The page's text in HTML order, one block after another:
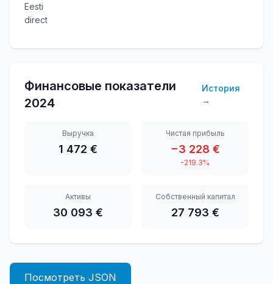
Eesti
direct
Финансовые показатели
2024
История
→
Выручка
1 472 €
Чистая прибыль
−3 228 €
-219.3%
Активы
30 093 €
Собственный капитал
27 793 €
Посмотреть JSON